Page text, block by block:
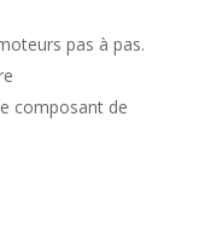
pas à pas.
composant de